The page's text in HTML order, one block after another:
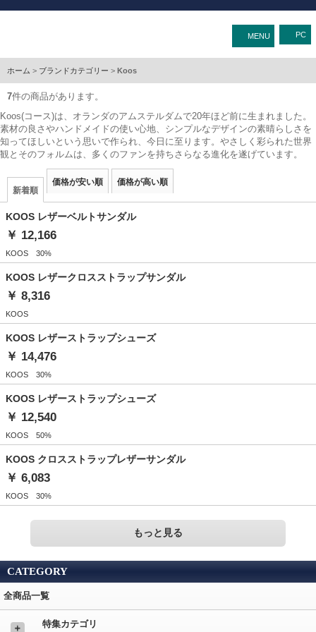
MENU
ホーム > ブランドカテゴリー > Koos
7件の商品があります。
Koos(コース)は、オランダのアムステルダムで20年ほど前に生まれました。
素材の良さやハンドメイドの使い心地、シンプルなデザインの素晴らしさを
知ってほしいという思いで作られ、今日に至ります。やさしく彩られた世界
観とそのフォルムは、多くのファンを持ちさらなる進化を遂げています。
新着順
価格が安い順 価格が高い順
KOOS レザーベルトサンダル
￥ 12,166
KOOS 30%
KOOS レザークロスストラップサンダル
￥ 8,316
KOOS
KOOS レザーストラップシューズ
￥ 14,476
KOOS 30%
KOOS レザーストラップシューズ
￥ 12,540
KOOS 50%
KOOS クロスストラップレザーサンダル
￥ 6,083
KOOS 30%
もっと見る
CATEGORY
全商品一覧
＋ 特集カテゴリ